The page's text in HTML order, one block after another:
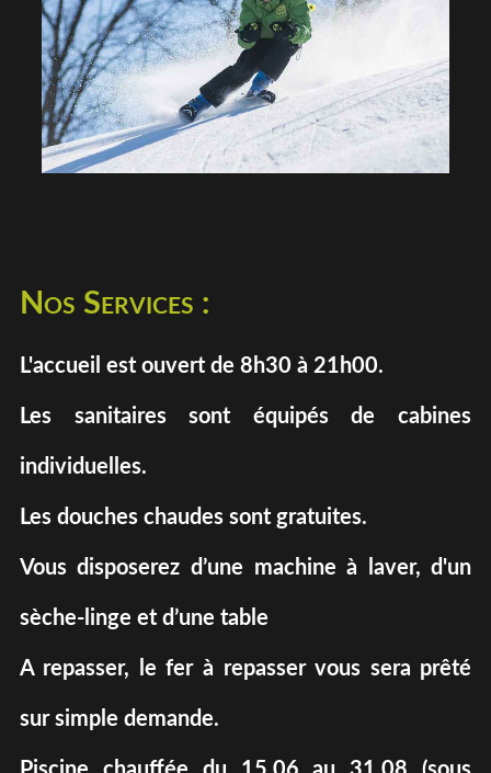
Nos Services :
L'accueil est ouvert de 8h30 à 21h00.
Les sanitaires sont équipés de cabines
individuelles.
Les douches chaudes sont gratuites.
Vous disposerez d’une machine à laver, d'un
sèche-linge et d’une table
A repasser, le fer à repasser vous sera prêté
sur simple demande.